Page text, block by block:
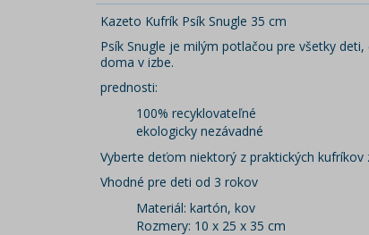
Kazeto Kufrík Psík Snugle 35 cm
Psík Snugle je milým potlačou pre všetky
doma v izbe.
prednosti:
100% recyklovateľné
ekologicky nezávadné
Vyberte deťom niektorý z praktických kufríkov
Vhodné pre deti od 3 rokov
Materiál: kartón, kov
Rozmery: 10 x 25 x 35 cm